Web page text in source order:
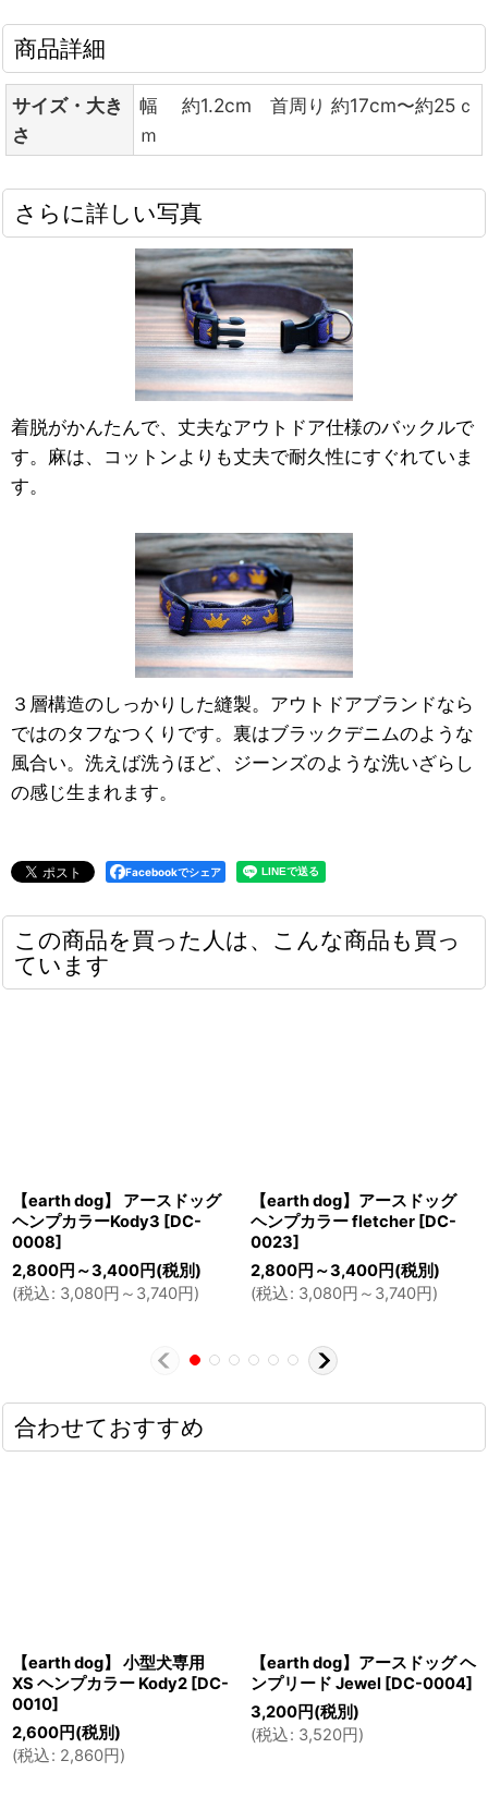
商品詳細
サイズ・大き
さ
幅 約1.2cm 首周り 約17cm〜約25ｃ
ｍ
さらに詳しい写真
着脱がかんたんで、丈夫なアウトドア仕様のバックルで
す。麻は、コットンよりも丈夫で耐久性にすぐれていま
す。
３層構造のしっかりした縫製。アウトドアブランドなら
ではのタフなつくりです。裏はブラックデニムのような
風合い。洗えば洗うほど、ジーンズのような洗いざらし
の感じ生まれます。
Facebookでシェア
この商品を買った人は、こんな商品も買っ
ています
【earth dog】 アースドッグ
ヘンプカラーKody3 [DC-
0008]
2,800円 ～3,400円(税別)
(税込: 3,080円 ～3,740円)
【earth dog】アースドッグ
ヘンプカラー fletcher [DC-
0023]
2,800円 ～3,400円(税別)
(税込: 3,080円 ～3,740円)
合わせておすすめ
【earth dog】 小型犬専用
XS ヘンプカラー Kody2 [DC-
0010]
2,600円(税別)
(税込: 2,860円)
【earth dog】アースドッグ ヘ
ンプリード Jewel [DC-0004]
3,200円(税別)
(税込: 3,520円)